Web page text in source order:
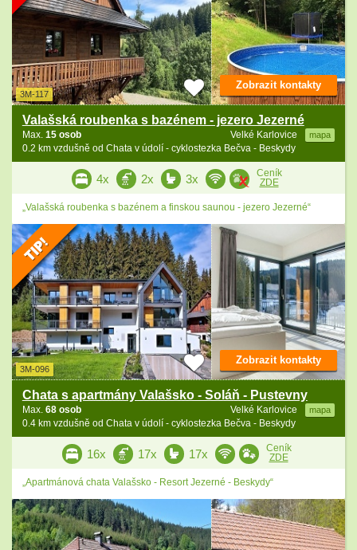
3M-117
Valašská roubenka s bazénem - jezero Jezerné
Velké Karlovice mapa
Max. 15 osob
0.2 km vzdušně od Chata v údolí - cyklostezka Bečva - Beskydy
Zobrazit kontakty
4x 2x 3x
Ceník
ZDE
„Valašská roubenka s bazénem a finskou saunou - jezero Jezerné“
3M-096
Chata s apartmány Valašsko - Soláň - Pustevny
Velké Karlovice mapa
Max. 68 osob
0.4 km vzdušně od Chata v údolí - cyklostezka Bečva - Beskydy
Zobrazit kontakty
16x 17x 17x
Ceník
ZDE
„Apartmánová chata Valašsko - Resort Jezerné - Beskydy“